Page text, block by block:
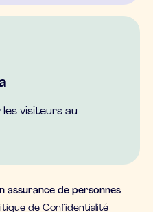
visiteurs au
assurance de personnes
de Confidentialité